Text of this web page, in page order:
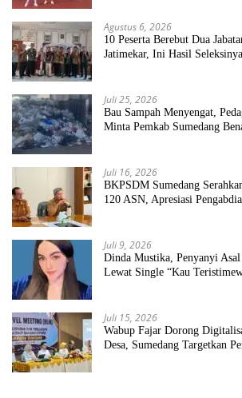
Agustus 6, 2026
10 Peserta Berebut Dua
Jatimekar, Ini Hasil Seleksinya
Juli 25, 2026
Bau Sampah Menyengat,
Minta Pemkab Sumedang
Juli 16, 2026
BKPSDM Sumedang
120 ASN, Apresiasi
Juli 9, 2026
Dinda Mustika, Penyanyi
Lewat Single “Kau
Juli 15, 2026
Wabup Fajar Dorong
Desa, Sumedang Targetkan